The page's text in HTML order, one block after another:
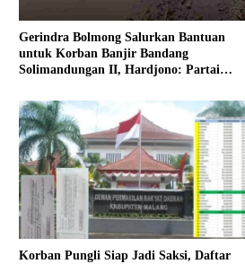
Gerindra Bolmong Salurkan Bantuan
untuk Korban Banjir Bandang
Solimandungan II, Hardjono: Partai
Musibah
Korban Pungli Siap Jadi Saksi, Daftar